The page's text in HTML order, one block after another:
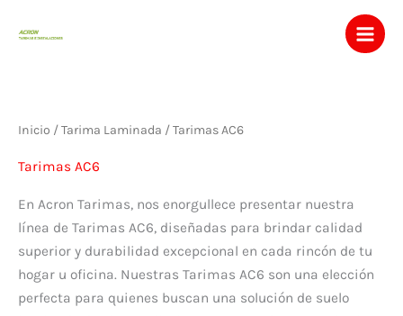
Inicio /Tarima Laminada / Tarimas AC6
Tarimas AC6
En Acron Tarimas, nos enorgullece presentar nuestra
línea de Tarimas AC6, diseñadas para brindar calidad
superior y durabilidad excepcional en cada rincón de tu
hogar u oficina. Nuestras Tarimas AC6 son una elección
perfecta para quienes buscan una solución de suelo